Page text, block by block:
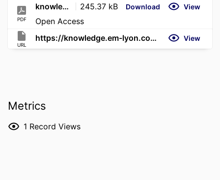
PDF
knowledge.em-lyon.com-Observatoire 2026 des transformations LIntelligence artificielle chasse-t-elle lécologie des priori-1 245.37 kB Download View
Open Access
URL
https://knowledge.em-lyon.com/observatoire-2026-des-transformations-lintelligence-artificielle-chasse-t-elle-lecologie-des-priorites-strategiques/ View
Metrics
1 Record Views